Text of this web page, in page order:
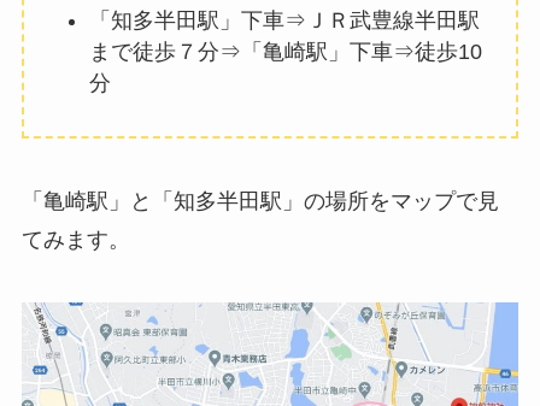
「知多半田駅」下車⇒ＪＲ武豊線半田駅
まで徒歩７分⇒「亀崎駅」下車⇒徒歩10
分
「亀崎駅」と「知多半田駅」の場所をマップで見
てみます。